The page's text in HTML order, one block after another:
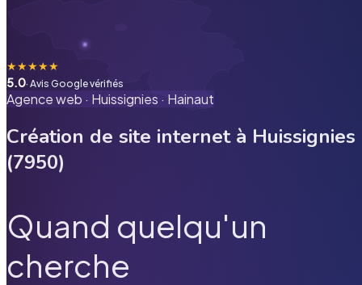
★★★★★
5.0· Avis Google vérifiés
Agence web · Huissignies · Hainaut
Création de site internet à Huissignies
(7950)
Quand quelqu'un
cherche